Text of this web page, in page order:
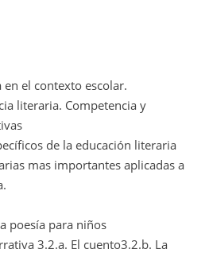
el contexto escolar.
literaria. Competencia y
de la educación literaria
mas importantes aplicadas a
poesía para niños
3.2.a. El cuento3.2.b. La